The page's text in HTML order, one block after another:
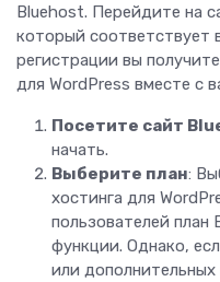
Bluehost. Перейдите на
который соответствует
регистрации вы
для WordPress вместе с
Посетите сайт
начать.
Выберите план:
хостинга для
пользователей план
функции. Однако,
или